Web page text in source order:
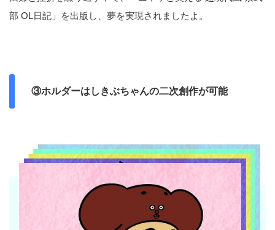
部 OL日記」を出版し、夢を実現されましたよ。
③ホルダーはしきぶちゃんの二次創作が可能